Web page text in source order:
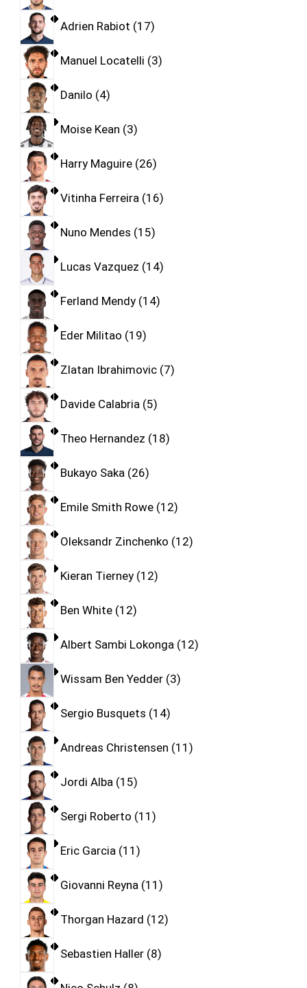
Adrien Rabiot 17
Manuel Locatelli 3
Danilo 4
Moise Kean 3
Harry Maguire 26
Vitinha Ferreira 16
Nuno Mendes 15
Lucas Vazquez 14
Ferland Mendy 14
Eder Militao 19
Zlatan Ibrahimovic 7
Davide Calabria 5
Theo Hernandez 18
Bukayo Saka 26
Emile Smith Rowe 12
Oleksandr Zinchenko 12
Kieran Tierney 12
Ben White 12
Albert Sambi Lokonga 12
Wissam Ben Yedder 3
Sergio Busquets 14
Andreas Christensen 11
Jordi Alba 15
Sergi Roberto 11
Eric Garcia 11
Giovanni Reyna 11
Thorgan Hazard 12
Sebastien Haller 8